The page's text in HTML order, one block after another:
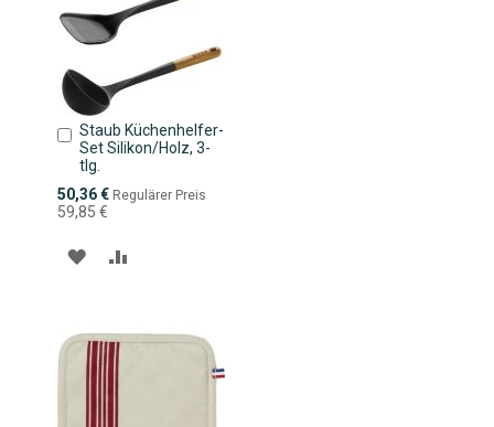
Staub Küchenhelfer-
Set Silikon/Holz, 3-
tlg.
Sonderpreis
50,36 € Regulärer Preis
59,85 €
In
den
Warenkorb
ZUR
HINZUFÜGEN
HINZUFÜGEN